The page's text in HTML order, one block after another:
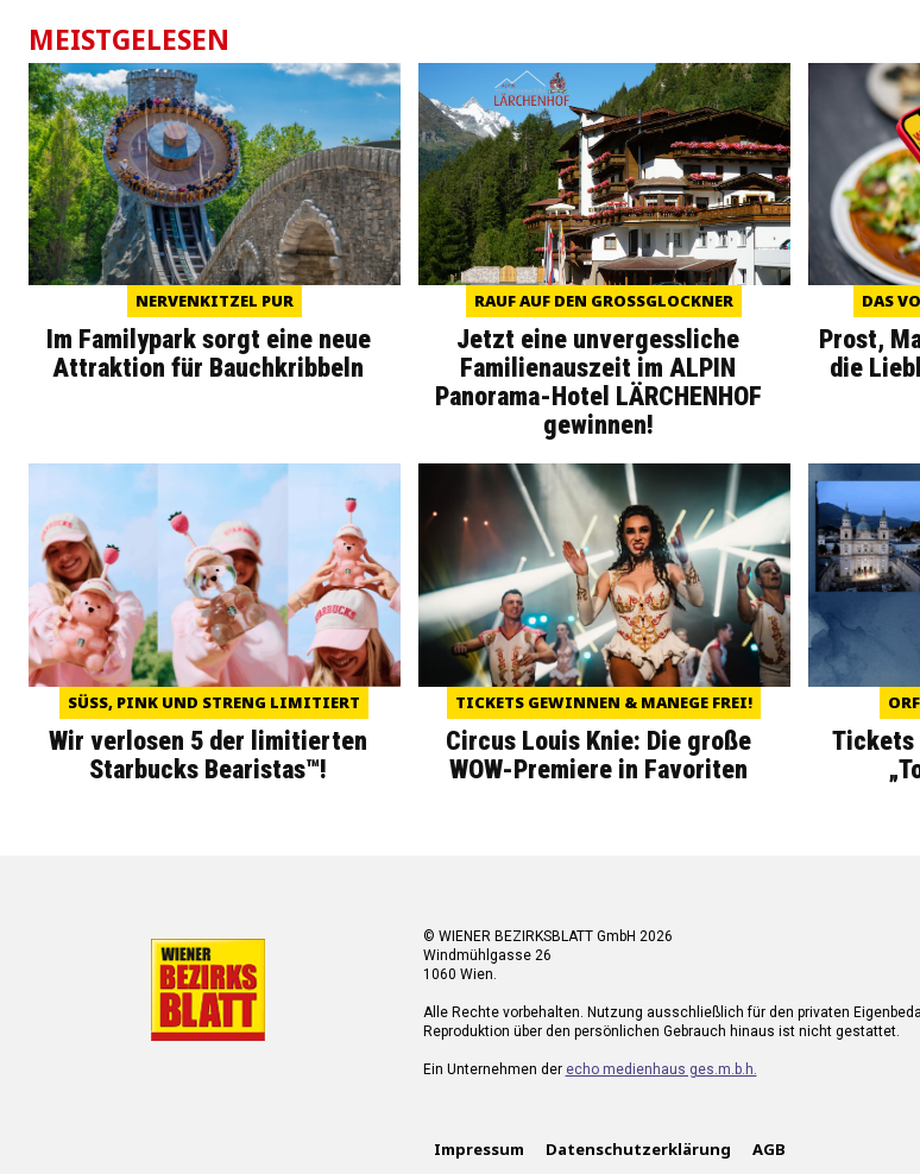
MEISTGELESEN
NERVENKITZEL PUR
Im Familypark sorgt eine neue
Attraktion für Bauchkribbeln
RAUF AUF DEN GROSSGLOCKNER
Jetzt eine unvergessliche
Familienauszeit im ALPIN
Panorama-Hotel LÄRCHENHOF
gewinnen!
DAS
Prost,
die
SÜSS, PINK UND STRENG LIMITIERT
Wir verlosen 5 der limitierten
Starbucks Bearistas™!
TICKETS GEWINNEN & MANEGE FREI!
Circus Louis Knie: Die große
WOW-Premiere in Favoriten
Tickets
© WIENER BEZIRKSBLATT GmbH 2026
Windmühlgasse 26
1060 Wien.
Alle Rechte vorbehalten. Nutzung ausschließlich für den privaten
Reproduktion über den persönlichen Gebrauch hinaus ist nicht gestattet.
Ein Unternehmen der echo medienhaus ges.m.b.h.
Impressum Datenschutzerklärung AGB